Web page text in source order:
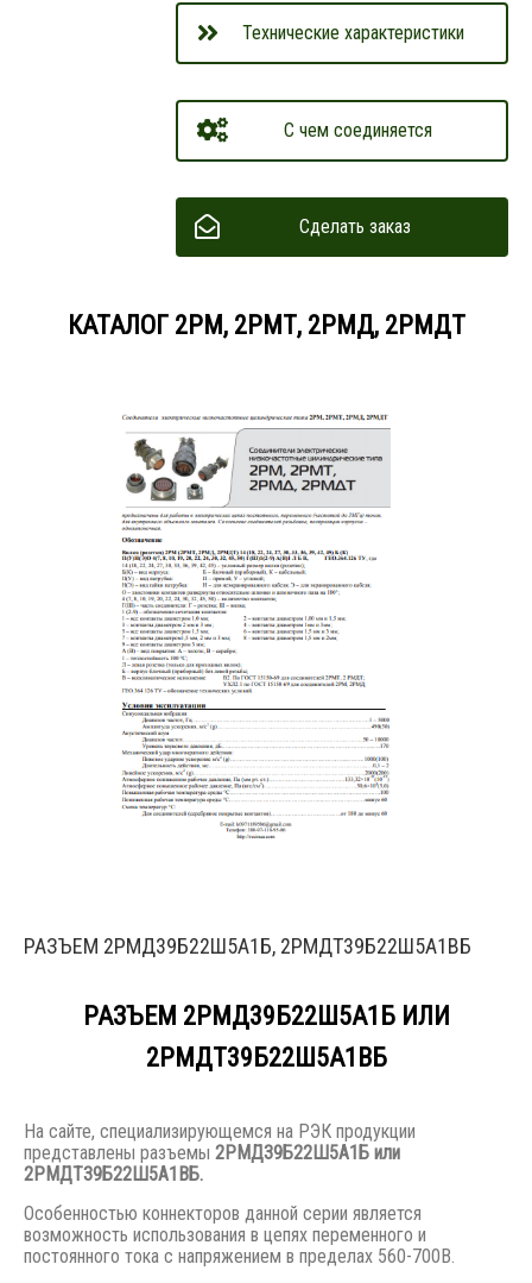
Технические характеристики
С чем соединяется
Сделать заказ
КАТАЛОГ 2РМ, 2РМТ, 2РМД, 2РМДТ
РАЗЪЕМ 2РМД39Б22Ш5А1Б, 2РМДТ39Б22Ш5А1ВБ
РАЗЪЕМ 2РМД39Б22Ш5А1Б ИЛИ
2РМДТ39Б22Ш5А1ВБ
На сайте, специализирующемся на РЭК продукции
представлены разъемы 2РМД39Б22Ш5А1Б или
2РМДТ39Б22Ш5А1ВБ.
Особенностью коннекторов данной серии является
возможность использования в цепях переменного и
постоянного тока с напряжением в пределах 560-700В.